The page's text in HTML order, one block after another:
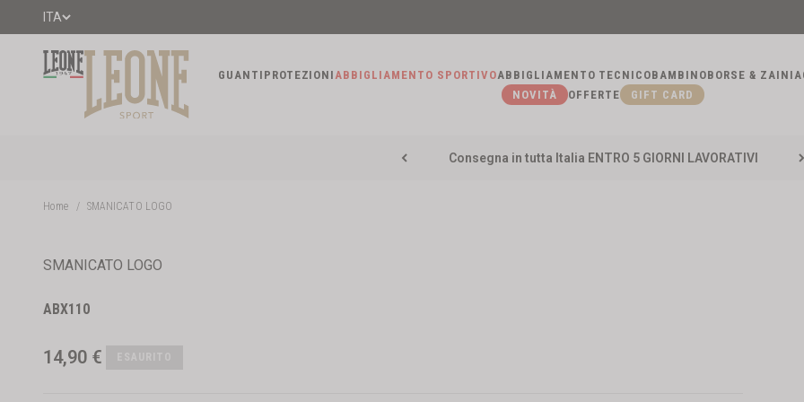
Vai al contenuto
ITA
GUANTI PROTEZIONI ABBIGLIAMENTO SPORTIVOABBIGLIAMENTO TECNICOBAMBINOBORSE & ZAINI
NOVITÀ
OFFERTE GIFT CARD
Leone1947 Official Store
Consegna in tutta Italia ENTRO 5 GIORNI LAVORATIVI
Home / SMANICATO LOGO
SMANICATO LOGO
ABX110
Prezzo scontato
14,90 €